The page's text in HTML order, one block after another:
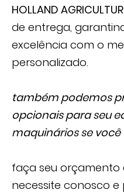
HOLLAND
de entrega,
excelência com o
personalizado.
também podemos
opcionais para seu
maquinários se você
faça seu orçamento
necessite conosco